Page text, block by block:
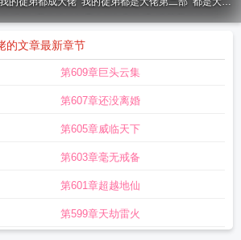
佬 漫画我的徒弟都是大佬短剧热播洪荒我的徒弟都
我的徒弟都是大佬 只会写字
佬的文章 我的徒弟都是大佬第一季
看完整版 我的徒弟都是大佬林北辰全文免费阅读
费观看全集
我的徒弟都是大佬免费观看
我的徒弟都是大佬作者今遇卿我的徒弟都是大佬txt
免费观看
我的徒弟都是大佬第二季动漫免费观看
动态漫画 我的徒弟都是大佬TXT
佬暖壶盖我的徒弟都是大佬一口气看完我的徒
的文章最新章节
第609章巨头云集
第607章还没离婚
第605章威临天下
第603章毫无戒备
第601章超越地仙
第599章天劫雷火